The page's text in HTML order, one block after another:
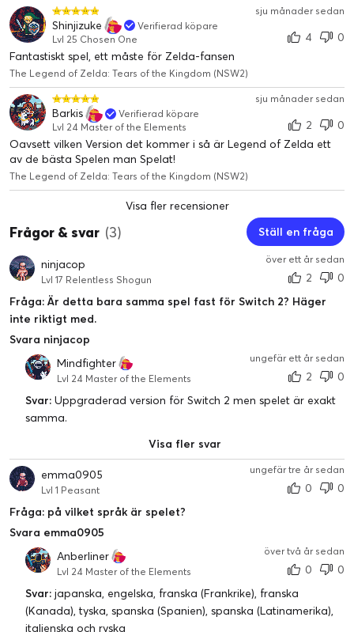
sju månader sedan
Shinjizuke
Verifierad köpare
Lvl 25 Chosen One
4
0
Fantastiskt spel, ett måste för Zelda-fansen
The Legend of Zelda: Tears of the Kingdom (NSW2)
sju månader sedan
Barkis
Verifierad köpare
Lvl 24 Master of the Elements
2
0
Oavsett vilken Version det kommer i så är Legend of Zelda ett
av de bästa Spelen man Spelat!
The Legend of Zelda: Tears of the Kingdom (NSW2)
Visa fler recensioner
Frågor & svar (3) Ställ en fråga
ninjacop
Lvl 17 Relentless Shogun
över ett år sedan
2
0
Fråga: Är detta bara samma spel fast för Switch 2? Häger
inte riktigt med.
Svara ninjacop
Mindfighter
Lvl 24 Master of the Elements
ungefär ett år sedan
2
0
Svar: Uppgraderad version för Switch 2 men spelet är exakt
samma.
Visa fler svar
emma0905
Lvl 1 Peasant
ungefär tre år sedan
0
0
Fråga: på vilket språk är spelet?
Svara emma0905
Anberliner
Lvl 24 Master of the Elements
över två år sedan
0
0
Svar: japanska, engelska, franska (Frankrike), franska
(Kanada), tyska, spanska (Spanien), spanska (Latinamerika),
italienska och ryska